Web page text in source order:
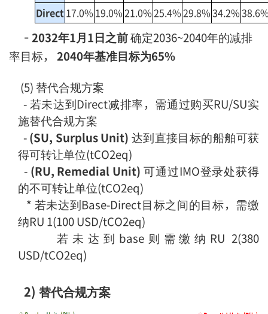
Direct17.0% 19.0%21.0%25.4%29.8%34.2%
-2032年1月1日之前确定2036~2040年的减排
率目标， 2040年基准目标为65%
(5) 替代合规方案
- 若未达到Direct减排率，需通过购买RU/SU实
施替代合规方案
-(SU, Surplus Unit) 达到直接目标的船舶可获
得可转让单位(tCO2eq)
- (RU, Remedial Unit) 可通过IMO登录处获得
的不可转让单位(tCO2eq)
* 若未达到Base-Direct目标之间的目标，需缴
纳RU 1(100 USD/tCO2eq)
若未达到base则需缴纳RU 2(380
USD/tCO2eq)
2) 替代合规方案